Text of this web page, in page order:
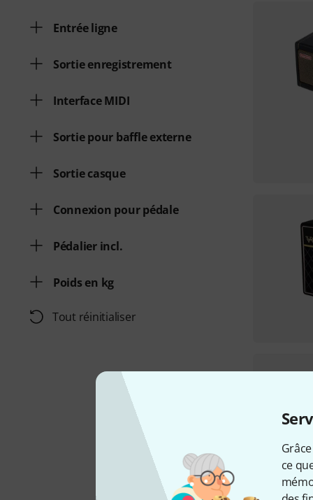
ce
Entrée ligne
Sortie enregistrement
Interface MIDI
Sortie pour baffle externe
Sortie casque
Connexion pour pédale
Pédalier incl.
Poids en kg
Tout réinitialiser